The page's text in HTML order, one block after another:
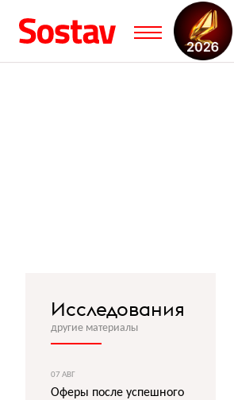
Исследования
другие материалы
07 АВГ
Оферы после успешного